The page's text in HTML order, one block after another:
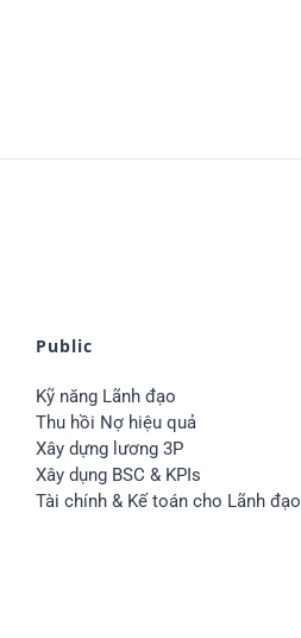
Public
Kỹ năng Lãnh đạo
Thu hồi Nợ hiệu quả
Xây dựng lương 3P
Xây dụng BSC & KPIs
Tài chính & Kế toán cho Lãnh đạo